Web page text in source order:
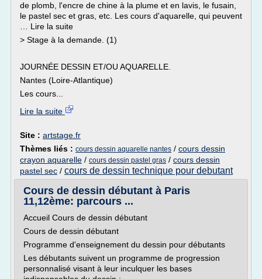
de plomb, l'encre de chine à la plume et en lavis, le fusain,
le pastel sec et gras, etc. Les cours d'aquarelle, qui peuvent
… Lire la suite
> Stage à la demande. (1)
JOURNÉE DESSIN ET/OU AQUARELLE.
Nantes (Loire-Atlantique)
Les cours...
Lire la suite
Site : artstage.fr
Thèmes liés : cours dessin aquarelle nantes / cours dessin
crayon aquarelle / cours dessin pastel gras / cours dessin
pastel sec / cours de dessin technique pour debutant
Cours de dessin débutant à Paris
11,12ème: parcours ...
Accueil Cours de dessin débutant
Cours de dessin débutant
Programme d'enseignement du dessin pour débutants
Les débutants suivent un programme de progression
personnalisé visant à leur inculquer les bases